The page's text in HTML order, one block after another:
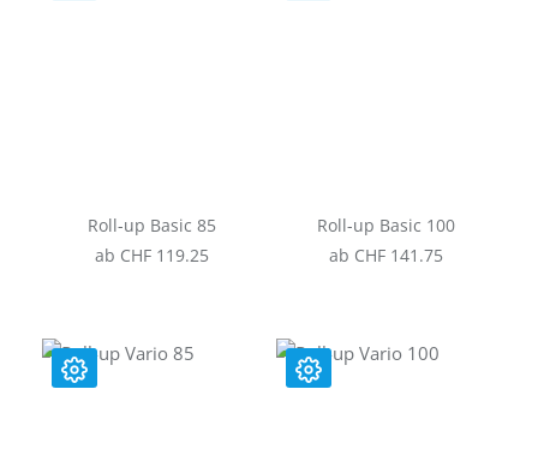
Roll-up Basic 85
ab CHF 119.25
Roll-up Basic 100
ab CHF 141.75